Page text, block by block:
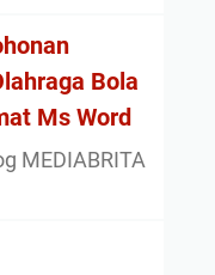
Bola
Ms Word
MEDIABRITA